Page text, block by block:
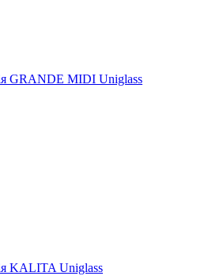
GRANDE MIDI Uniglass
KALITA Uniglass